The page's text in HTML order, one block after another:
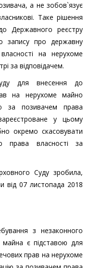
а не зобов`язує
Таке рішення
Державного реєстру
запису про державну
на нерухоме
за відповідачем.
для внесення до
на нерухоме майно
за позивачем права
у цьому
окремо скасовувати
права власності за
Суду зробила,
від 07 листопада 2018
з незаконного
майна є підставою для
прав на нерухоме